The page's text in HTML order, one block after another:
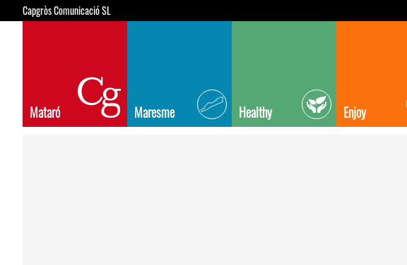
Capgròs Comunicació SL
Mataró Maresme Healthy Enjoy